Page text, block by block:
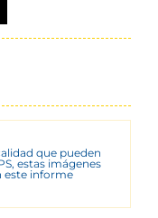
que pueden
estas imágenes
este informe